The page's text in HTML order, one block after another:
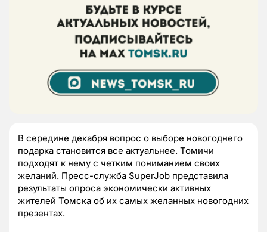
В середине декабря вопрос о выборе новогоднего
подарка становится все актуальнее. Томичи
подходят к нему с четким пониманием своих
желаний. Пресс-служба SuperJob представила
результаты опроса экономически активных
жителей Томска об их самых желанных новогодних
презентах.